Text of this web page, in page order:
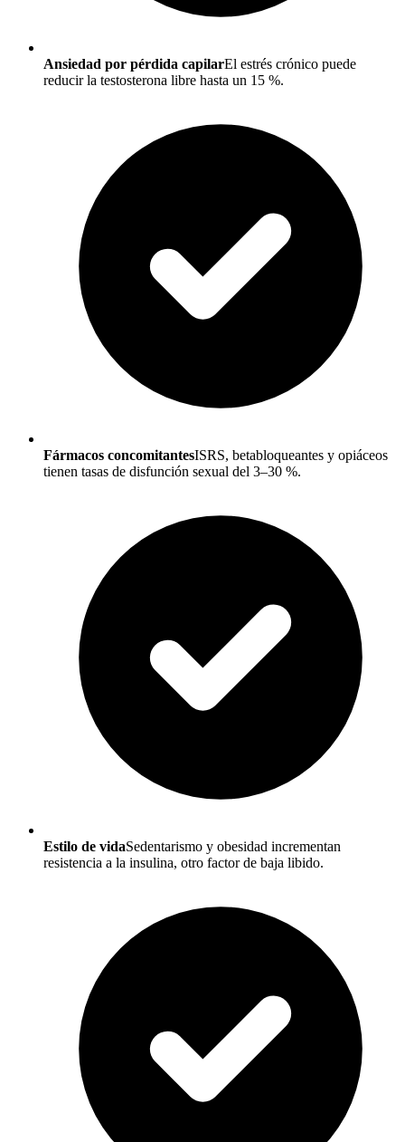
Ansiedad por pérdida capilarEl estrés crónico puede
reducir la testosterona libre hasta un 15 %.
Fármacos concomitantesISRS, betabloqueantes y opiáceos
tienen tasas de disfunción sexual del 3–30 %.
Estilo de vidaSedentarismo y obesidad incrementan
resistencia a la insulina, otro factor de baja libido.